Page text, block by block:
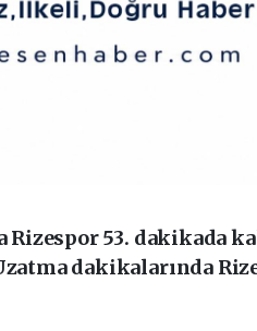
Rizespor 53. dakikada
dakikalarında